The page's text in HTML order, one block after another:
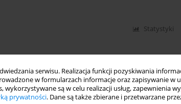
serwisu. Realizacja funkcji pozyskiwania
w formularzach informacje oraz zapisywanie w
wykorzystywane są w celu realizacji usług, zapewnienia
prywatności. Dane są także zbierane i przetwarzane
Statystyki